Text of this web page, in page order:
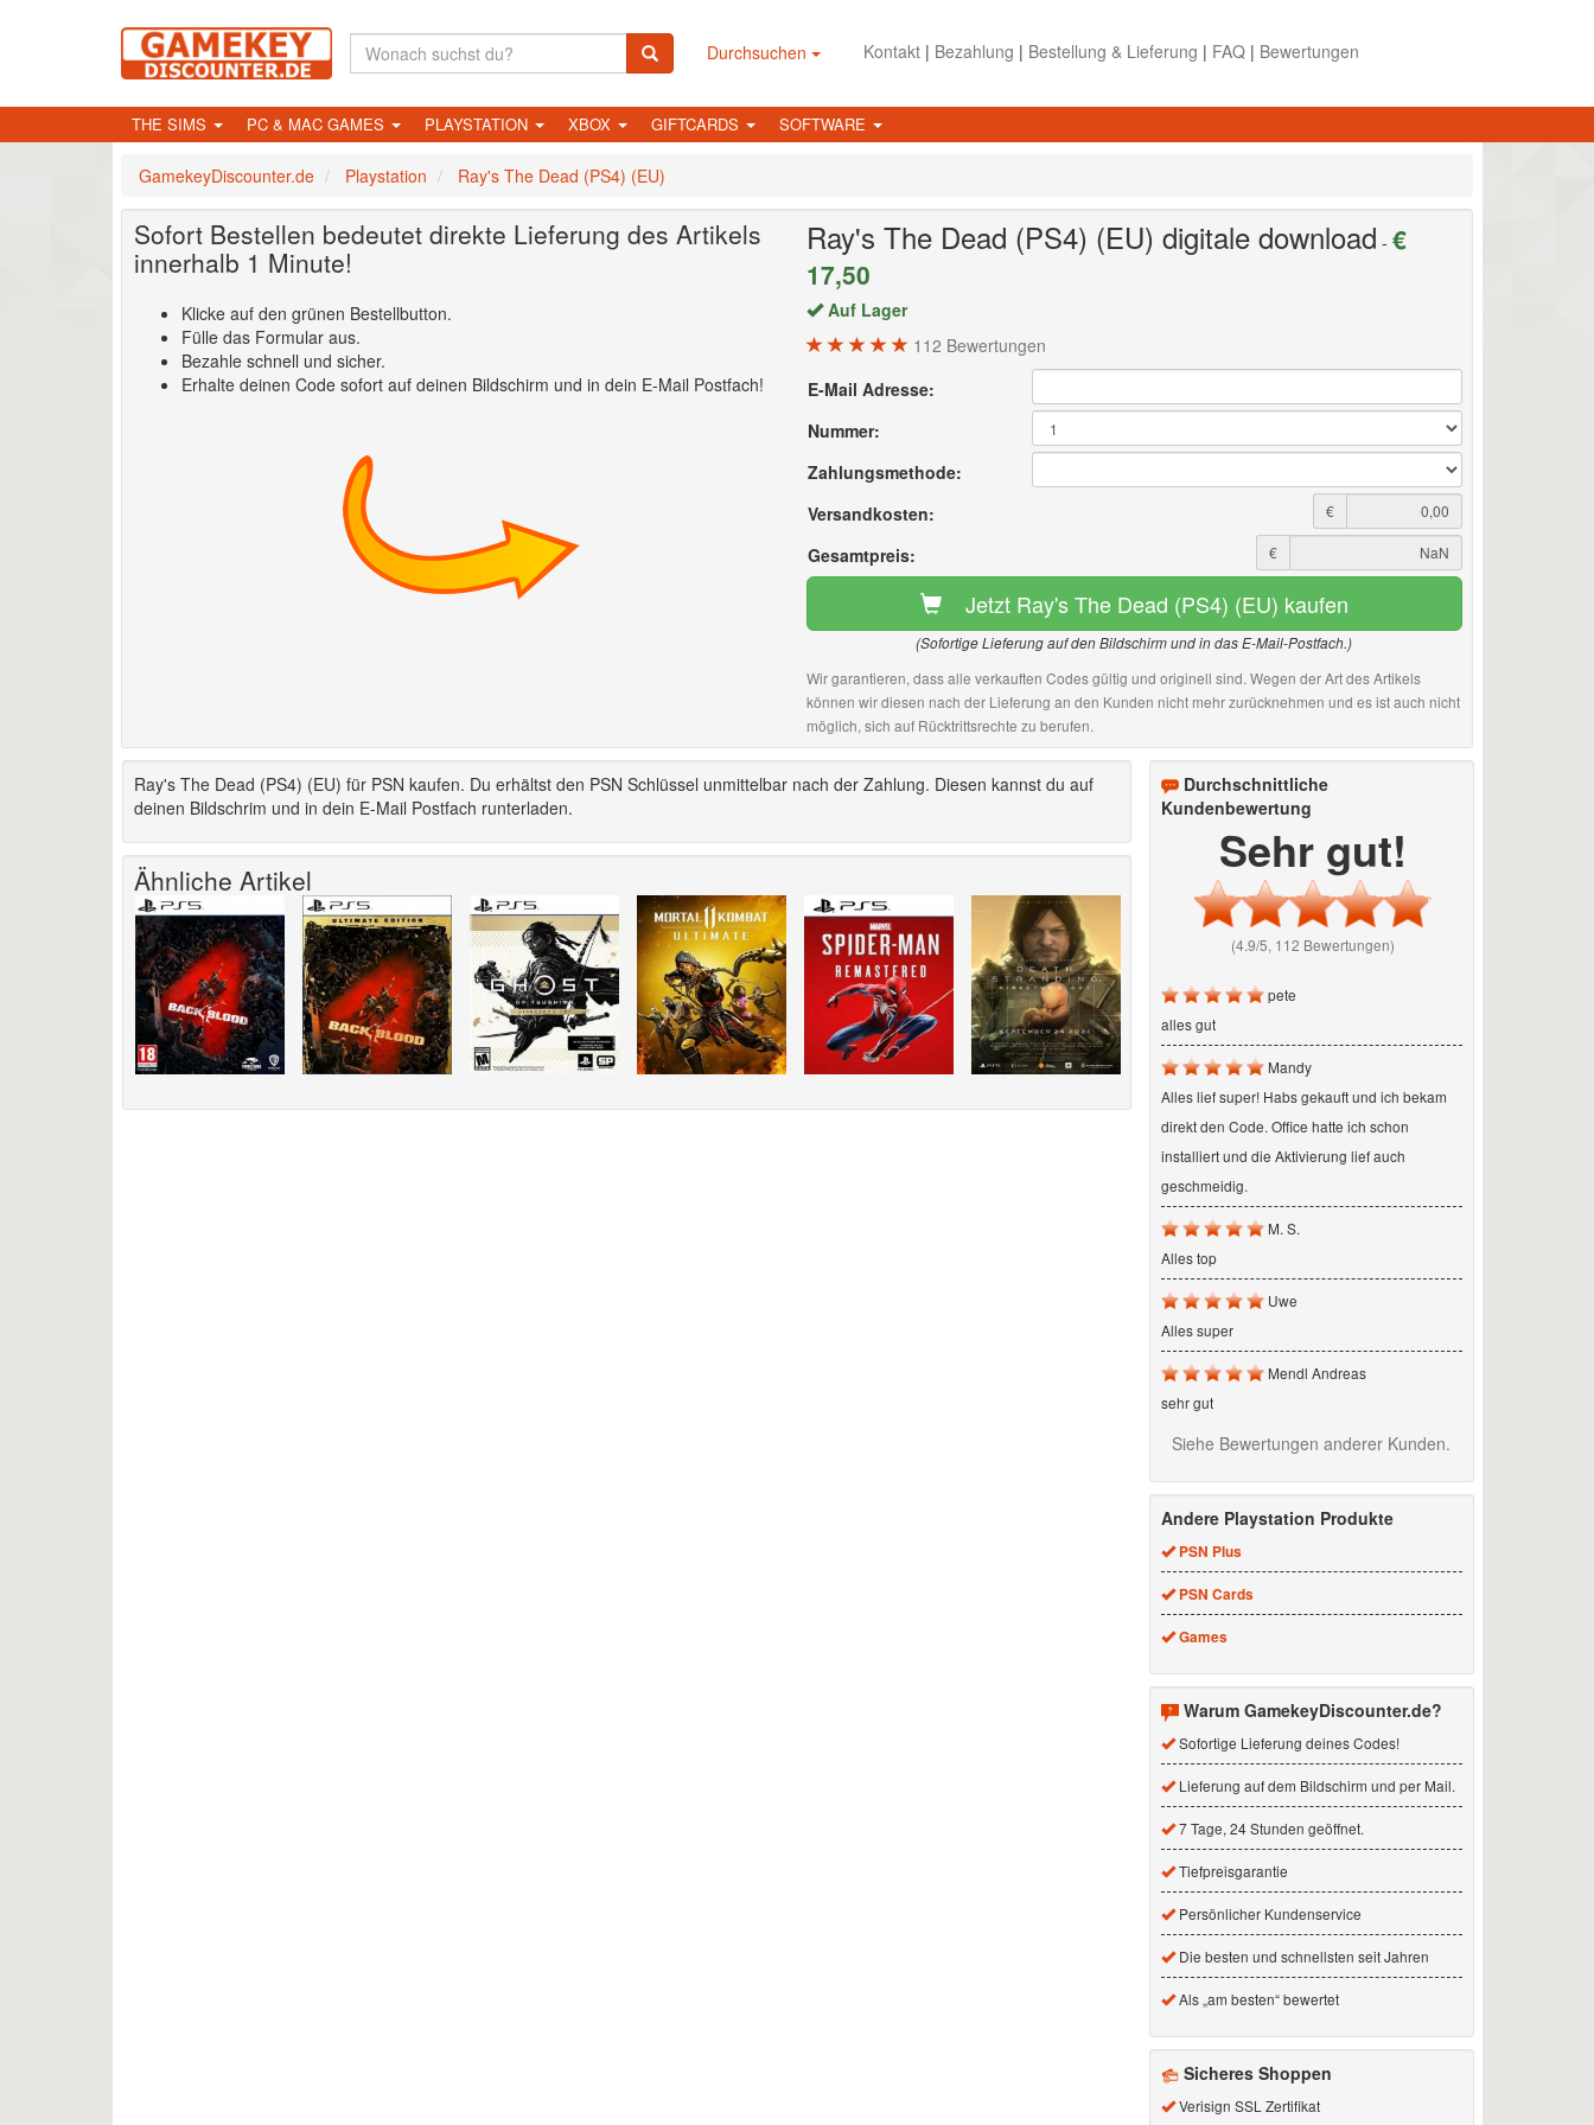
Durchsuchen Kontakt| Bezahlung | Bestellung & Lieferung | FAQ| Bewertungen
THE SIMS PC & MAC GAMES PLAYSTATION XBOX GIFTCARDS SOFTWARE
GamekeyDiscounter.de Playstation Ray's The Dead (PS4) (EU)
Sofort Bestellen bedeutet direkte Lieferung des Artikels
innerhalb 1 Minute!
Klicke auf den grünen Bestellbutton.
Fülle das Formular aus.
Bezahle schnell und sicher.
Erhalte deinen Code sofort auf deinen Bildschirm und in dein E-Mail Postfach!
Ray's The Dead (PS4) (EU) digitale download - €
17,50
Auf Lager
112 Bewertungen
E-Mail Adresse:
Nummer:
Zahlungsmethode:
Versandkosten:
€
Gesamtpreis: €
Jetzt Ray's The Dead (PS4) (EU) kaufen
(Sofortige Lieferung auf den Bildschirm und in das E-Mail-Postfach.)
Wir garantieren, dass alle verkauften Codes gültig und originell sind. Wegen der Art des Artikels
können wir diesen nach der Lieferung an den Kunden nicht mehr zurücknehmen und es ist auch nicht
möglich, sich auf Rücktrittsrechte zu berufen.
Ray's The Dead (PS4) (EU) für PSN kaufen. Du erhältst den PSN Schlüssel unmittelbar nach der Zahlung. Diesen kannst du auf
deinen Bildschrim und in dein E-Mail Postfach runterladen.
Ähnliche Artikel
Durchschnittliche
Kundenbewertung
Sehr gut!
(4.9/5, 112 Bewertungen)
pete
alles gut
Mandy
Alles lief super! Habs gekauft und ich bekam
direkt den Code. Office hatte ich schon
installiert und die Aktivierung lief auch
geschmeidig.
M. S.
Alles top
Uwe
Alles super
Mendl Andreas
sehr gut
Siehe Bewertungen anderer Kunden.
Andere Playstation Produkte
PSN Plus
PSN Cards
Games
Warum GamekeyDiscounter.de?
Sofortige Lieferung deines Codes!
Lieferung auf dem Bildschirm und per Mail.
7 Tage, 24 Stunden geöffnet.
Tiefpreisgarantie
Persönlicher Kundenservice
Die besten und schnellsten seit Jahren
Als „am besten“ bewertet
Sicheres Shoppen
Verisign SSL Zertifikat